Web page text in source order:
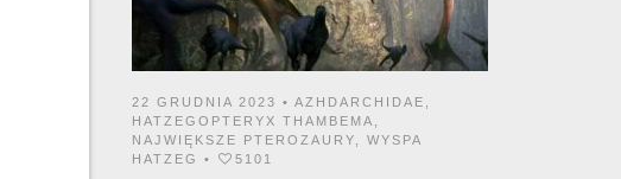
22 GRUDNIA 2023 • AZHDARCHIDAE
HATZEGOPTERYX THAMBEMA
NAJWIĘKSZE PTEROZAURY
WYSPA
HATZEG
• 5101